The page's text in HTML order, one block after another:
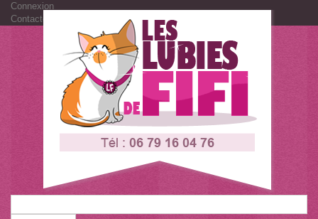
Connexion
Contactez-nous